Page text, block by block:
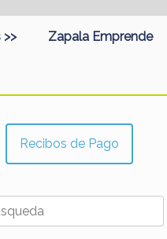
Zapala Emprende
Recibos de Pago